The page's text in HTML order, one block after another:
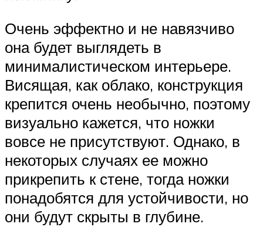
Очень эффектно и не навязчиво
она будет выглядеть в
минималистическом интерьере.
Висящая, как облако, конструкция
крепится очень необычно, поэтому
визуально кажется, что ножки
вовсе не присутствуют. Однако, в
некоторых случаях ее можно
прикрепить к стене, тогда ножки
понадобятся для устойчивости, но
они будут скрыты в глубине.